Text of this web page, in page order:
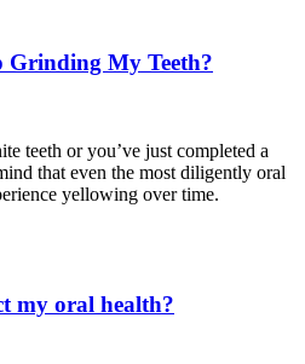
Grinding My Teeth?
teeth or you’ve just completed a
that even the most diligently oral
yellowing over time.
my oral health?